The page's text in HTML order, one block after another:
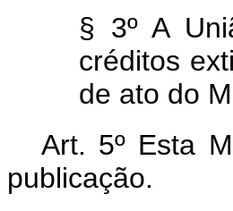
§ 3º A
créditos
de ato do
Art. 5º Esta
publicação.